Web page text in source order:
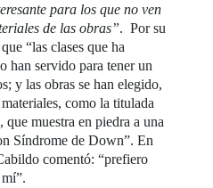
para los que no ven
de las obras”. Por su
“las clases que ha
han servido para tener un
y las obras se han elegido,
como la titulada
que muestra en piedra a una
Síndrome de Down”. En
comentó: “prefiero